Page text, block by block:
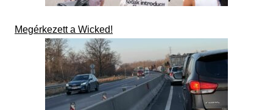
Megérkezett a Wicked!